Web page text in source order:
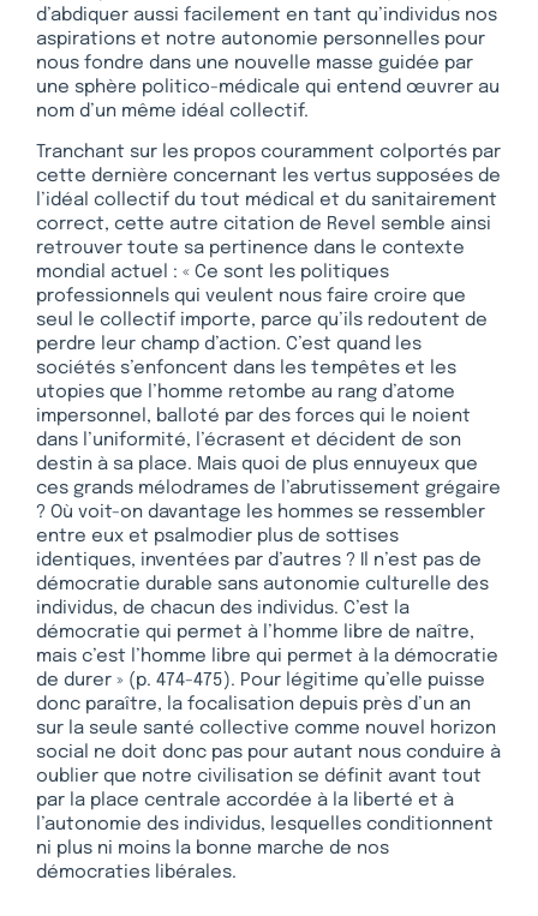
d’abdiquer aussi facilement en tant qu’individus nos
aspirations et notre autonomie personnelles pour
nous fondre dans une nouvelle masse guidée par
une sphère politico-médicale qui entend œuvrer au
nom d’un même idéal collectif.
Tranchant sur les propos couramment colportés par
cette dernière concernant les vertus supposées de
l’idéal collectif du tout médical et du sanitairement
correct, cette autre citation de Revel semble ainsi
retrouver toute sa pertinence dans le contexte
mondial actuel : « Ce sont les politiques
professionnels qui veulent nous faire croire que
seul le collectif importe, parce qu’ils redoutent de
perdre leur champ d’action. C’est quand les
sociétés s’enfoncent dans les tempêtes et les
utopies que l’homme retombe au rang d’atome
impersonnel, balloté par des forces qui le noient
dans l’uniformité, l’écrasent et décident de son
destin à sa place. Mais quoi de plus ennuyeux que
ces grands mélodrames de l’abrutissement grégaire
? Où voit-on davantage les hommes se ressembler
entre eux et psalmodier plus de sottises
identiques, inventées par d’autres ? Il n’est pas de
démocratie durable sans autonomie culturelle des
individus, de chacun des individus. C’est la
démocratie qui permet à l’homme libre de naître,
mais c’est l’homme libre qui permet à la démocratie
de durer » (p. 474-475). Pour légitime qu’elle puisse
donc paraître, la focalisation depuis près d’un an
sur la seule santé collective comme nouvel horizon
social ne doit donc pas pour autant nous conduire à
oublier que notre civilisation se définit avant tout
par la place centrale accordée à la liberté et à
l’autonomie des individus, lesquelles conditionnent
ni plus ni moins la bonne marche de nos
démocraties libérales.